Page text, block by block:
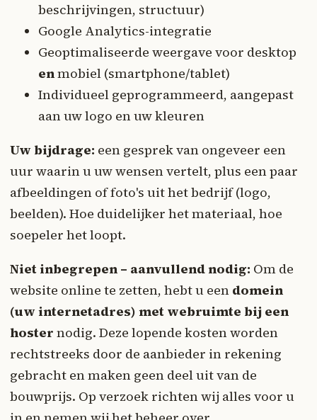
beschrijvingen, structuur)
Google Analytics-integratie
Geoptimaliseerde weergave voor desktop
enmobiel (smartphone/tablet)
Individueel geprogrammeerd, aangepast
aan uw logo en uw kleuren
Uw bijdrage: een gesprek van ongeveer een
uur waarin u uw wensen vertelt, plus een paar
afbeeldingen of foto's uit het bedrijf (logo,
beelden). Hoe duidelijker het materiaal, hoe
soepeler het loopt.
Niet inbegrepen – aanvullend nodig: Om de
website online te zetten, hebt u een domein
(uw internetadres) met webruimte bij een
hoster nodig. Deze lopende kosten worden
rechtstreeks door de aanbieder in rekening
gebracht en maken geen deel uit van de
bouwprijs. Op verzoek richten wij alles voor u